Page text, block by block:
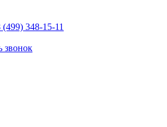
(499) 348-15-11
звонок